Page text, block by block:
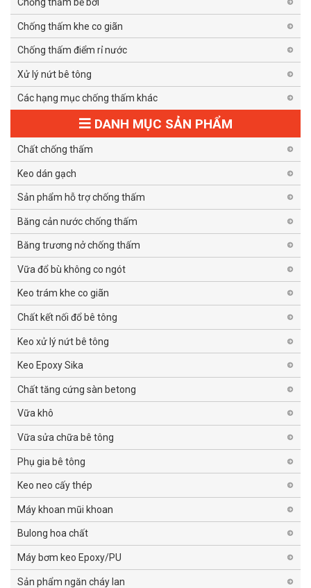
Chống thấm khe co giãn
Chống thấm điểm rỉ nước
Xử lý nứt bê tông
Các hạng mục chống thấm khác
DANH MỤC SẢN PHẨM
Chất chống thấm
Keo dán gạch
Sản phẩm hỗ trợ chống thấm
Băng cản nước chống thấm
Băng trương nở chống thấm
Vữa đổ bù không co ngót
Keo trám khe co giãn
Chất kết nối đổ bê tông
Keo xử lý nứt bê tông
Keo Epoxy Sika
Chất tăng cứng sàn betong
Vữa khô
Vữa sửa chữa bê tông
Phụ gia bê tông
Keo neo cấy thép
Máy khoan mũi khoan
Bulong hoa chất
Máy bơm keo Epoxy/PU
Sản phẩm ngăn cháy lan